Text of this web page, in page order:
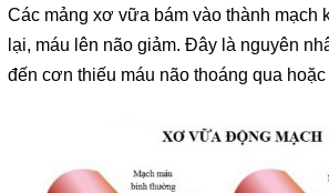
Các mảng xơ vữa bám vào thành mạch
lại, máu lên não giảm. Đây là nguyên
đến cơn thiếu máu não thoáng qua hoặc